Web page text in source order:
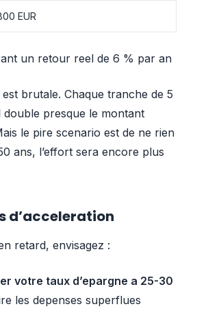
EUR
un retour reel de 6 % par an
brutale. Chaque tranche de 5
double presque le montant
le pire scenario est de ne rien
ans, l’effort sera encore plus
d’acceleration
retard, envisagez :
votre taux d’epargne a 25-30
les depenses superflues